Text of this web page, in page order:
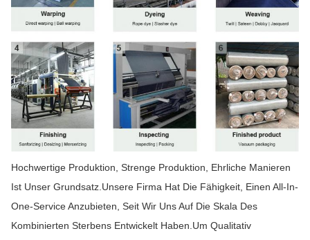
Hochwertige Produktion, Strenge Produktion, Ehrliche Manieren
Ist Unser Grundsatz.Unsere Firma Hat Die Fähigkeit, Einen All-In-
One-Service Anzubieten, Seit Wir Uns Auf Die Skala Des
Kombinierten Sterbens Entwickelt Haben.Um Qualitativ